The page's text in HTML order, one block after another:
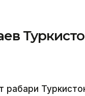
раҳбари